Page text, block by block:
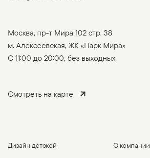
Москва, пр-т Мира 102 стр. 38
м. Алексеевская, ЖК «Парк Мира»
C 11:00 до 20:00, без выходных
Смотреть на карте
Дизайн детской О компании